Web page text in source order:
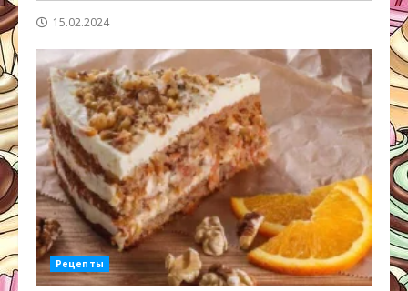
15.02.2024
Рецепты